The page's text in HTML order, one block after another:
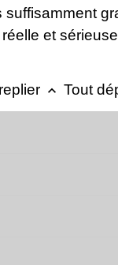
suffisamment
et
keyboard_arrow_up Tout